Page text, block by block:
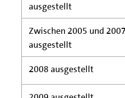
ausgestellt
Zwischen 2005 und 2007
ausgestellt
2008 ausgestellt